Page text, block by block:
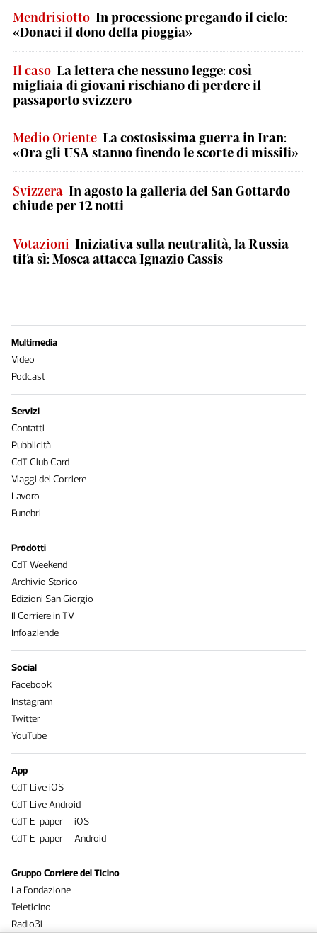
Mendrisiotto In processione pregando il cielo:
«Donaci il dono della pioggia»
Il caso La lettera che nessuno legge: così
migliaia di giovani rischiano di perdere il
passaporto svizzero
Medio Oriente La costosissima guerra in Iran:
«Ora gli USA stanno finendo le scorte di missili»
Svizzera In agosto la galleria del San Gottardo
chiude per 12 notti
Votazioni Iniziativa sulla neutralità, la Russia
tifa sì: Mosca attacca Ignazio Cassis
Multimedia
Video
Podcast
Servizi
Contatti
Pubblicità
CdT Club Card
Viaggi del Corriere
Lavoro
Funebri
Prodotti
CdT Weekend
Archivio Storico
Edizioni San Giorgio
Il Corriere in TV
Infoaziende
Social
Facebook
Instagram
Twitter
YouTube
App
CdT Live iOS
CdT Live Android
CdT E-paper – iOS
CdT E-paper – Android
Gruppo Corriere del Ticino
La Fondazione
Teleticino
Radio3i